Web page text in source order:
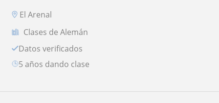
El Arenal
Clases de Alemán
Datos verificados
5 años dando clase